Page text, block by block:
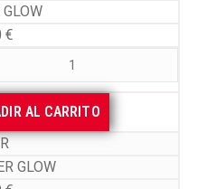
€
AL CARRITO
GLOW